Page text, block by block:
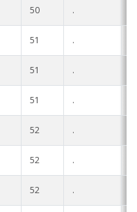
50 .
51 .
51 .
51 .
52 .
52 .
52 .